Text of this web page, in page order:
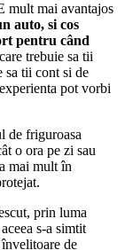
mult mai avantajos
auto, si cos
pentru când
trebuie sa tii
sa tii cont si de
pot vorbi
de friguroasa
o ora pe zi sau
mai mult în
prin luma
s-a simtit
de